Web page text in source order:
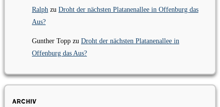
Ralph zu Droht der nächsten Platanenallee in Offenburg das
Aus?
Gunther Topp zu Droht der nächsten Platanenallee in
Offenburg das Aus?
Archiv